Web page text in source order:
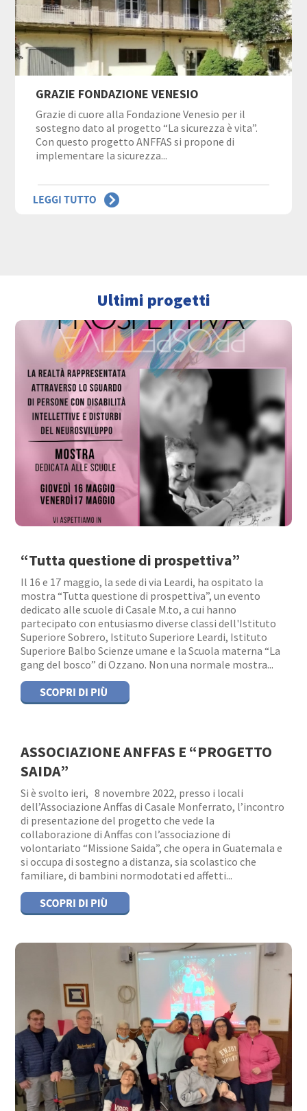
GRAZIE FONDAZIONE VENESIO
Grazie di cuore alla Fondazione Venesio per il
sostegno dato al progetto “La sicurezza è vita”.
Con questo progetto ANFFAS si propone di
implementare la sicurezza...
Ultimi progetti
“Tutta questione di prospettiva”
Il 16 e 17 maggio, la sede di via Leardi, ha ospitato la
mostra “Tutta questione di prospettiva”, un evento
dedicato alle scuole di Casale M.to, a cui hanno
partecipato con entusiasmo diverse classi dell'Istituto
Superiore Sobrero, Istituto Superiore Leardi, Istituto
Superiore Balbo Scienze umane e la Scuola materna “La
gang del bosco” di Ozzano. Non una normale mostra...
ASSOCIAZIONE ANFFAS E “PROGETTO
SAIDA”
Si è svolto ieri, 8 novembre 2022, presso i locali
dell’Associazione Anffas di Casale Monferrato, l’incontro
di presentazione del progetto che vede la
collaborazione di Anffas con l’associazione di
volontariato “Missione Saida”, che opera in Guatemala e
si occupa di sostegno a distanza, sia scolastico che
familiare, di bambini normodotati ed affetti...